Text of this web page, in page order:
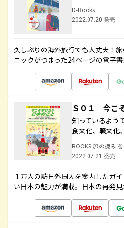
D-Books
2022.07.20 発売
久しぶりの海外旅行でも大丈夫！
ニックがつまった24ページの電子
Ｓ０１ 今こ
知っているよう
食文化、職文化
BOOKS 旅の読み物
2022.07.21 発売
１万人の訪日外国人を案内したガ
い日本の魅力が満載。日本の再発見